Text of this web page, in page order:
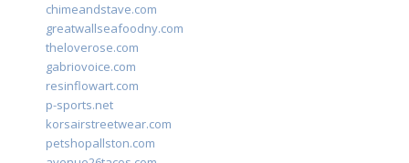
chimeandstave.com
greatwallseafoodny.com
theloverose.com
gabriovoice.com
resinflowart.com
p-sports.net
korsairstreetwear.com
petshopallston.com